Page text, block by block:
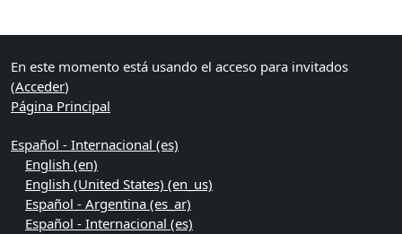
Bloques suplementarios
En este momento está usando el acceso para invitados
(Acceder)
Página Principal
Español - Internacional ‎(es)‎
English ‎(en)‎
English (United States) ‎(en_us)‎
Español - Argentina ‎(es_ar)‎
Español - Internacional ‎(es)‎